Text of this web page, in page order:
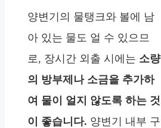
양변기의 물탱크와 볼에 남
아 있는 물도 얼 수 있으므
로, 장시간 외출 시에는 소량
의 방부제나 소금을 추가하
여 물이 얼지 않도록 하는 것
이 좋습니다. 양변기 내부 구